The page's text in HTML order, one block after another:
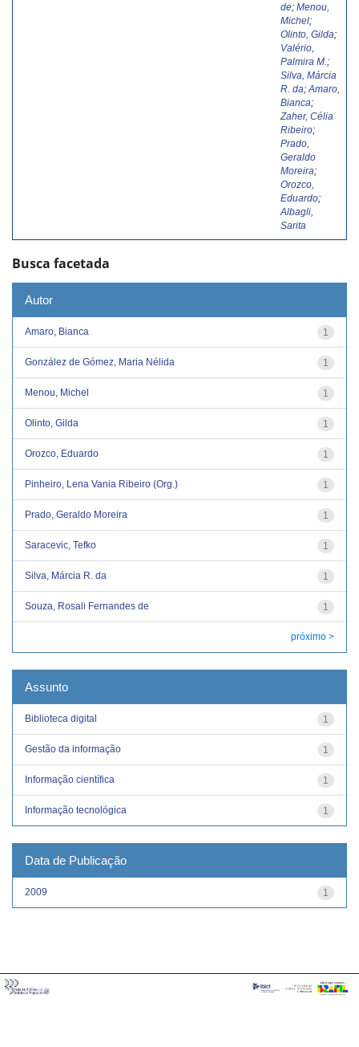
de; Menou,
Michel;
Olinto, Gilda;
Valério,
Palmira M. ;
Silva, Márcia
R. da; Amaro,
Bianca;
Zaher, Célia
Ribeiro;
Prado,
Geraldo
Moreira;
Orozco,
Eduardo;
Albagli,
Sarita
Busca facetada
Autor
1
Amaro, Bianca
1
González de Gómez, Maria Nélida
1
Menou, Michel
1
Olinto, Gilda
1
Orozco, Eduardo
1
Pinheiro, Lena Vania Ribeiro (Org.)
1
Prado, Geraldo Moreira
1
Saracevic, Tefko
1
Silva, Márcia R. da
1
Souza, Rosali Fernandes de
próximo >
Assunto
1
Biblioteca digital
1
Gestão da informação
1
Informação científica
1
Informação tecnológica
Data de Publicação
1
2009